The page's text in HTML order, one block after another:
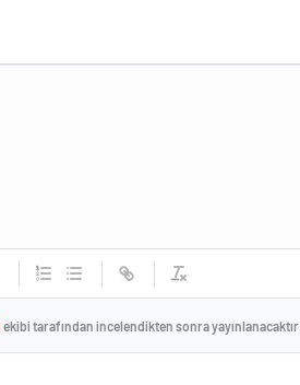
ekibi tarafından incelendikten sonra yayınlanacaktır.